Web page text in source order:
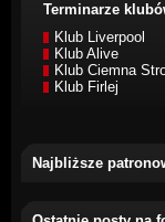
Terminarze
Klub Liverpool
Klub Alive
Klub Ciemna
Klub Firlej
Najbliższe